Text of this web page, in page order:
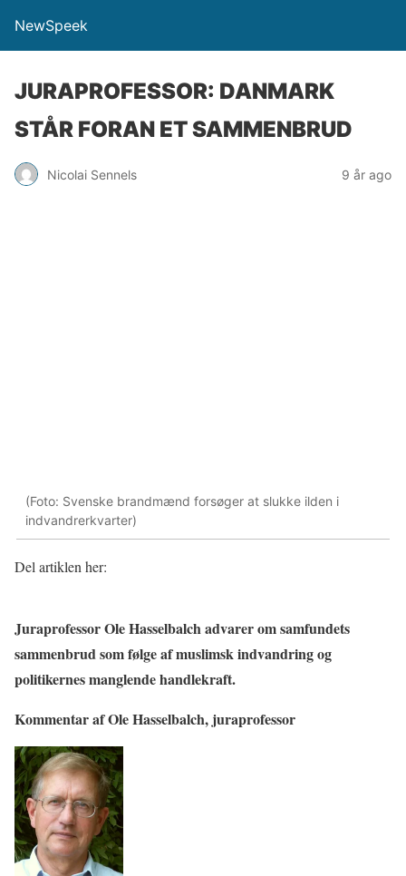
NewSpeek
JURAPROFESSOR: DANMARK
STÅR FORAN ET SAMMENBRUD
Nicolai Sennels 9 år ago
(Foto: Svenske brandmænd forsøger at slukke ilden i
indvandrerkvarter)
Del artiklen her:
Juraprofessor Ole Hasselbalch advarer om samfundets
sammenbrud som følge af muslimsk indvandring og
politikernes manglende handlekraft.
Kommentar af Ole Hasselbalch, juraprofessor